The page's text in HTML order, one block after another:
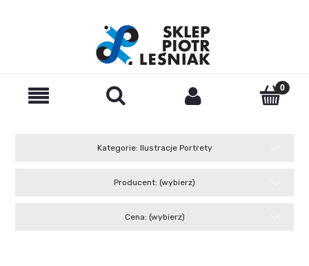
Kategorie: Ilustracje Portrety
Producent: (wybierz)
Cena: (wybierz)